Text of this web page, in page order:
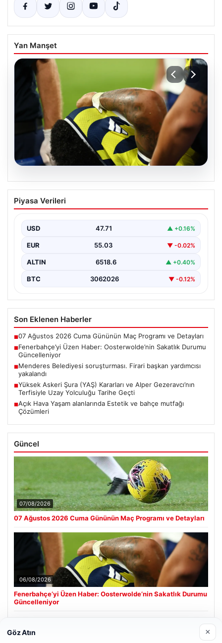
Yan Manşet
06.08.2026
Fenerbahçe’yi Üzen Haber:
Oosterwolde’nin Sakatlık Durumu
Fenerbahçe futbol ailesi, geçtiğimiz günlerde oynanan
Piyasa Verileri
USD 47.71 ▲ +0.16%
EUR 55.03 ▼ -0.02%
ALTIN 6518.6 ▲ +0.40%
BTC 3062026 ▼ -0.12%
Son Eklenen Haberler
■07 Ağustos 2026 Cuma Gününün Maç Programı ve Detayları
■Fenerbahçe’yi Üzen Haber: Oosterwolde’nin Sakatlık Durumu
Güncelleniyor
■Menderes Belediyesi soruşturması. Firari başkan yardımcısı
yakalandı
■Yüksek Askeri Şura (YAŞ) Kararları ve Alper Gezeravcı’nın
Terfisiyle Uzay Yolculuğu Tarihe Geçti
■Açık Hava Yaşam alanlarında Estetik ve bahçe mutfağı
Çözümleri
Güncel
07/08/2026
07 Ağustos 2026 Cuma Gününün Maç Programı ve Detayları
06/08/2026
Fenerbahçe’yi Üzen Haber: Oosterwolde’nin Sakatlık Durumu
Güncelleniyor
Göz Atın ×